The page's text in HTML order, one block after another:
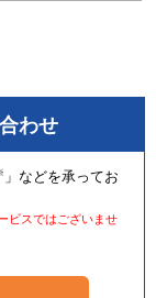
わせ
」などを承ってお
ビスではございませ